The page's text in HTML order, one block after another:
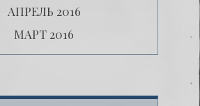
АПРЕЛЬ 2016
МАРТ 2016